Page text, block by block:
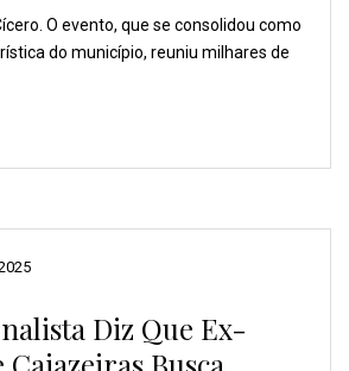
O evento, que se consolidou como
do município, reuniu milhares de
Diz Que Ex-